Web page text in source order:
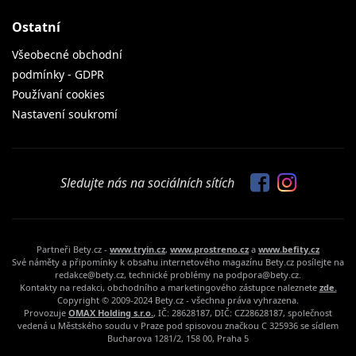
Ostatní
Všeobecné obchodní
podmínky - GDPR
Používaní cookies
Nastavení soukromí
Sledujte nás na sociálních sítích
Partneři Bety.cz - www.tryin.cz, www.prostreno.cz a www.befity.cz
Své náměty a připomínky k obsahu internetového magazínu Bety.cz posílejte na
redakce@bety.cz, technické problémy na podpora@bety.cz.
Kontakty na redakci, obchodního a marketingového zástupce naleznete zde.
Copyright © 2009-2024 Bety.cz - všechna práva vyhrazena.
Provozuje OMAX Holding s.r.o., IČ: 28628187, DIČ: CZ28628187, společnost
vedená u Městského soudu v Praze pod spisovou značkou C 325936 se sídlem
Bucharova 1281/2, 158 00, Praha 5